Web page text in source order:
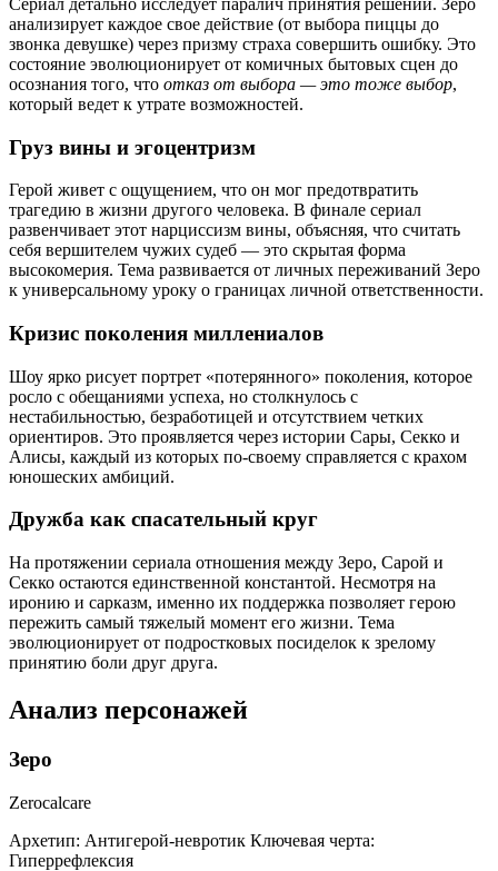
анализирует каждое свое действие (от выбора пиццы до
звонка девушке) через призму страха совершить ошибку. Это
состояние эволюционирует от комичных бытовых сцен до
осознания того, что отказ от выбора — это тоже выбор,
который ведет к утрате возможностей.
Груз вины и эгоцентризм
Герой живет с ощущением, что он мог предотвратить
трагедию в жизни другого человека. В финале сериал
развенчивает этот нарциссизм вины, объясняя, что считать
себя вершителем чужих судеб — это скрытая форма
высокомерия. Тема развивается от личных переживаний Зеро
к универсальному уроку о границах личной ответственности.
Кризис поколения миллениалов
Шоу ярко рисует портрет «потерянного» поколения, которое
росло с обещаниями успеха, но столкнулось с
нестабильностью, безработицей и отсутствием четких
ориентиров. Это проявляется через истории Сары, Секко и
Алисы, каждый из которых по-своему справляется с крахом
юношеских амбиций.
Дружба как спасательный круг
На протяжении сериала отношения между Зеро, Сарой и
Секко остаются единственной константой. Несмотря на
иронию и сарказм, именно их поддержка позволяет герою
пережить самый тяжелый момент его жизни. Тема
эволюционирует от подростковых посиделок к зрелому
принятию боли друг друга.
Анализ персонажей
Зеро
Zerocalcare
Архетип: Антигерой-невротик Ключевая черта:
Гиперрефлексия